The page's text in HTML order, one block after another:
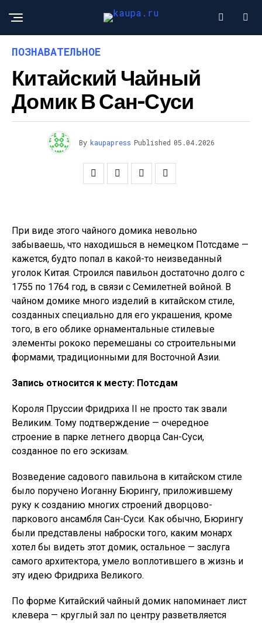
ПОЗНАВАТЕЛЬНОЕ
Китайский Чайный
Домик В Сан-Суси
By kaupapress Published 05.04.2026
При виде этого чайного домика невольно
забываешь, что находишься в немецком Потсдаме —
кажется, будто попал в какой-то неизведанный
уголок Китая. Строился павильон достаточно долго с
1755 по 1764 год, в связи с Семилетней войной. В
чайном домике много изделий в китайском стиле,
созданных специально для его украшения, кроме
того, в его облике орнаментальные стилевые
элементы рококо перемешаны со строительными
формами, традиционными для Восточной Азии.
Запись относится к месту: Потсдам
Короля Пруссии Фридриха II не просто так звали
Великим. Тому подтверждение — очередное
строение в парке летнего дворца Сан-Суси,
созданное по его эскизам.
Возведение садового павильона в китайском стиле
было поручено Иоганну Бюрингу, приложившему
руку к созданию многих строений дворцово-
паркового ансамбля Сан-Суси. Как обычно, Бюрингу
были представлены наброски того, каким монарх
хотел бы видеть этот домик, остальное — заслуга
самого архитектора, умело воплотившего в жизнь и
эту идею Фридриха Великого.
По форме Китайский чайный домик напоминает лист
клевера — круглый зал по центру разветвляется